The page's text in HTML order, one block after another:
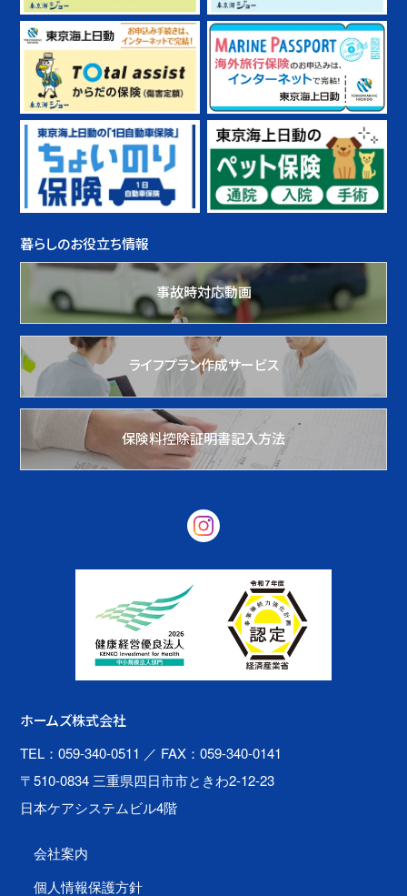
暮らしのお役立ち情報
事故時対応動画
ライフプラン作成サービス
保険料控除証明書記入方法
ホームズ株式会社
TEL：059-340-0511 ／ FAX：059-340-0141
〒510-0834 三重県四日市市ときわ2-12-23
日本ケアシステムビル4階
会社案内
個人情報保護方針